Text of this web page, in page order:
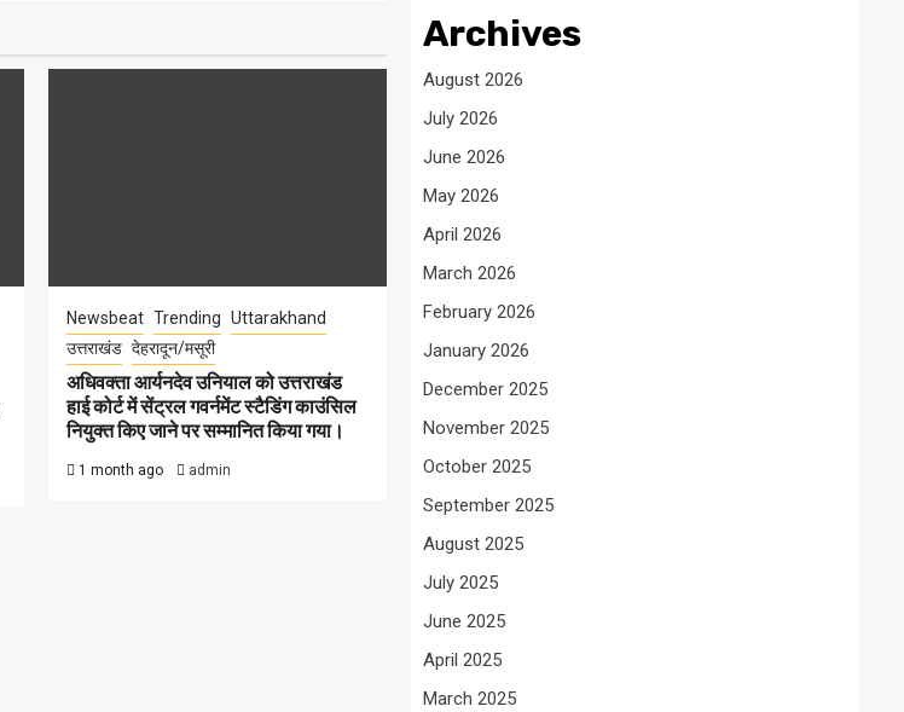
Newsbeat Trending Uttarakhand
उत्तराखंड देहरादून/मसूरी
अधिवक्ता आर्यनदेव उनियाल को उत्तराखंड
हाई कोर्ट में सेंट्रल गवर्नमेंट स्टैडिंग काउंसिल
नियुक्त किए जाने पर सम्मानित किया गया।
1 month ago admin
Archives
August 2026
July 2026
June 2026
May 2026
April 2026
March 2026
February 2026
January 2026
December 2025
November 2025
October 2025
September 2025
August 2025
July 2025
June 2025
April 2025
March 2025